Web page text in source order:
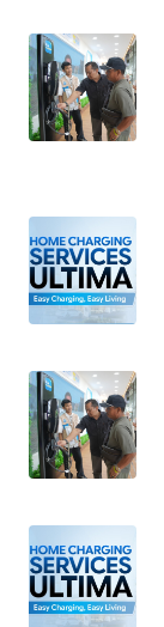
PEDOMAN
MEDIA
SIBER
DISCLAIMER
News
Regional
WN
WN
JAKARTA